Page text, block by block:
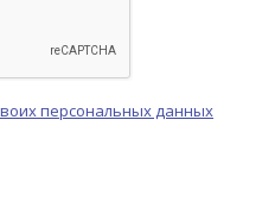
персональных данных